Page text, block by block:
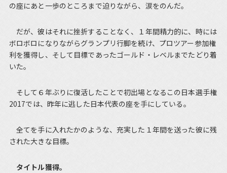
の座にあと一歩のところまで迫りながら、涙をのんだ。
だが、彼はそれに挫折することなく、１年間精力的に、時には
ボロボロになりながらグランプリ行脚を続け、プロツアー参加権
利を獲得し、そして目標であったゴールド・レベルまでたどり着
いた。
そして６年ぶりに復活したことで初出場となるこの日本選手権
2017では、昨年に逃した日本代表の座を手にしている。
全てを手に入れたかのような、充実した１年間を送った彼に残
された大きな目標。
タイトル獲得。